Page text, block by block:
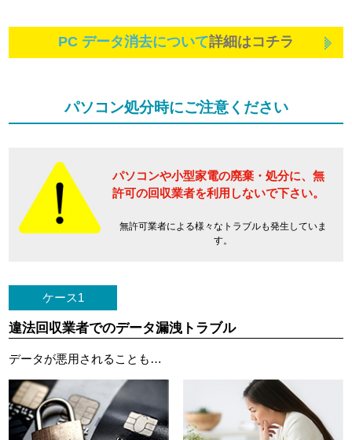
PC データ消去について詳細はコチラ
パソコン処分時にご注意ください
パソコンや小型家電の廃棄・処分に、 無
許可の回収業者を利用しないで下さい。
無許可業者による様々なトラブルも発生していま
す。
ケース1
違法回収業者でのデータ漏洩トラブル
データが悪用されることも…